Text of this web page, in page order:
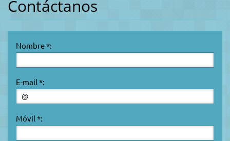
Contáctanos
Nombre *:
E-mail *:
Móvil *: